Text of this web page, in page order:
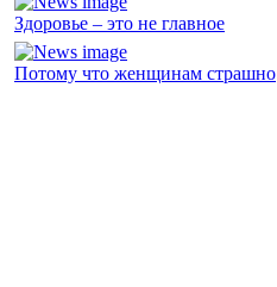
Здоровье – это не главное
Потому что женщинам страшно